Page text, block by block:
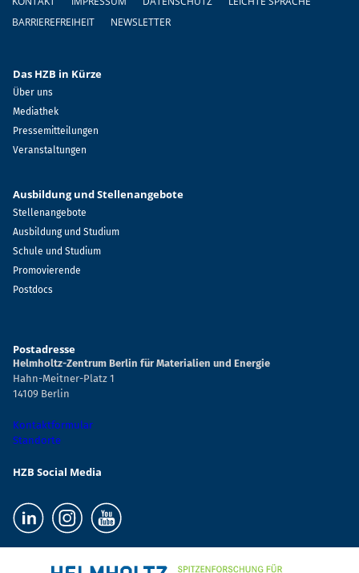
BARRIEREFREIHEIT
NEWSLETTER
Das HZB in Kürze
Über uns
Mediathek
Pressemitteilungen
Veranstaltungen
Ausbildung und Stellenangebote
Stellenangebote
Ausbildung und Studium
Schule und Studium
Promovierende
Postdocs
Postadresse
Helmholtz-Zentrum Berlin für Materialien und Energie
Hahn-Meitner-Platz 1
14109 Berlin
Kontaktformular
Standorte
HZB Social Media